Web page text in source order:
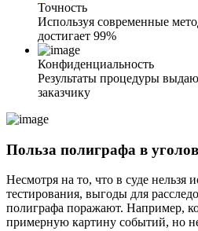
Точность
Используя современные
достигает 99%
Конфиденциальность
Результаты процедуры
заказчику
Польза полиграфа в
Несмотря на то, что в суде нельзя
тестирования, выгоды для
полиграфа поражают. Например,
примерную картину событий, но